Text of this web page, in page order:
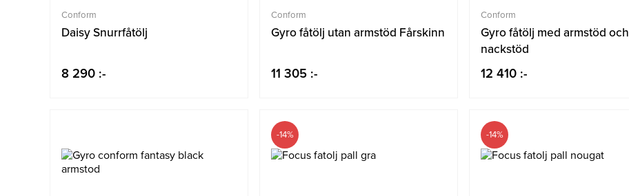
Conform
Daisy Snurrfåtölj
8 290 :-
Conform
Gyro fåtölj utan armstöd Fårskinn
11 305 :-
Conform
Gyro fåtölj med armstöd och
nackstöd
12 410 :-
-14% -14%